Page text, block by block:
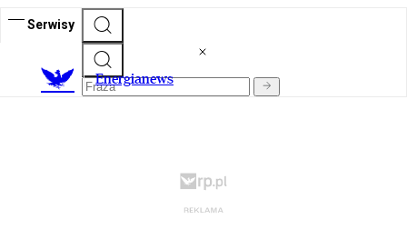
Serwisy
Energianews